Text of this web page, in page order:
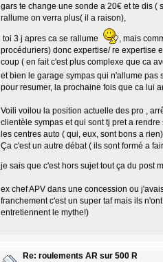
gars te change une sonde a 20€ et te dis (
rallume on verra plus( il a raison),
toi 3 j apres ca se rallume
, mais
procéduriers) donc expertise/ re expertise
coup ( en fait c'est plus complexe que ca
et bien le garage sympas qui n'allume pas
pour resumer, la prochaine fois que ca lui
Voili voilou la position actuelle des pro ,
clientèle sympas et qui sont tj pret a
les centres auto ( qui, eux, sont bons a
Ça c'est un autre débat ( ils sont formé a
je sais que c'est hors sujet tout ça du post
ex chef APV dans une concession ou
franchement c'est un super taf mais ils
entretiennent le mythe!)
Re: roulements AR sur 500 R